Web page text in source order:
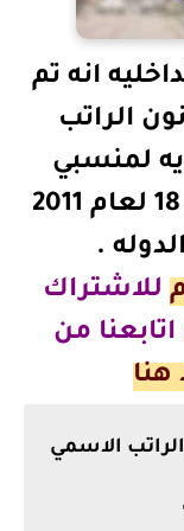
انه تم
الراتب
لمنسبي
قوى الامن الداخلي المرقم 18 لعام 2011
.
للاشتراك
من
الاسمي